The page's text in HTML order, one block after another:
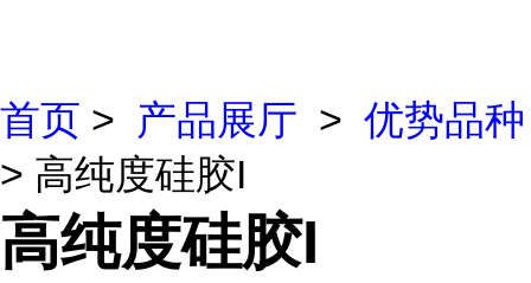
首页 > 产品展厅 > 优势品种
> 高纯度硅胶I
高纯度硅胶I